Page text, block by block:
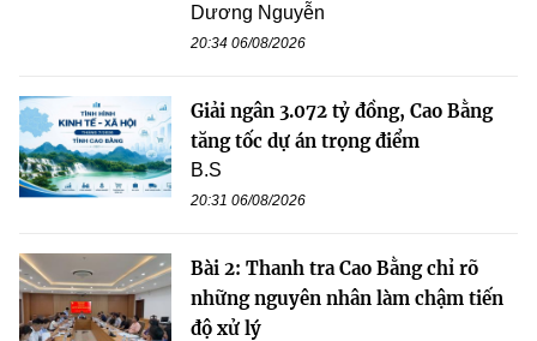
Dương Nguyễn
20:34 06/08/2026
Giải ngân 3.072 tỷ đồng, Cao Bằng
tăng tốc dự án trọng điểm
B.S
20:31 06/08/2026
Bài 2: Thanh tra Cao Bằng chỉ rõ
những nguyên nhân làm chậm tiến
độ xử lý